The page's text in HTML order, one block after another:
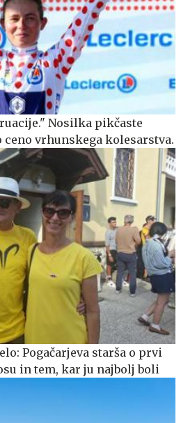
Nosilka pikčaste
vrhunskega kolesarstva.
Pogačarjeva starša o prvi
in tem, kar ju najbolj boli